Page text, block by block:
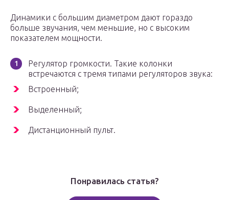
Динамики с большим диаметром дают гораздо
больше звучания, чем меньшие, но с высоким
показателем мощности.
Регулятор громкости. Такие колонки
встречаются с тремя типами регуляторов звука:
Встроенный;
Выделенный;
Дистанционный пульт.
Понравилась статья?